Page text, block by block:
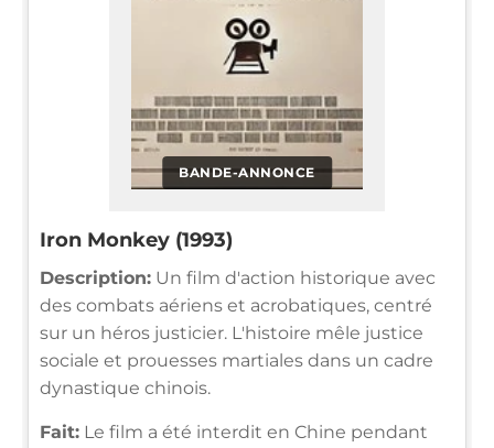
BANDE-ANNONCE
Iron Monkey (1993)
Description: Un film d'action historique avec
des combats aériens et acrobatiques, centré
sur un héros justicier. L'histoire mêle justice
sociale et prouesses martiales dans un cadre
dynastique chinois.
Fait: Le film a été interdit en Chine pendant